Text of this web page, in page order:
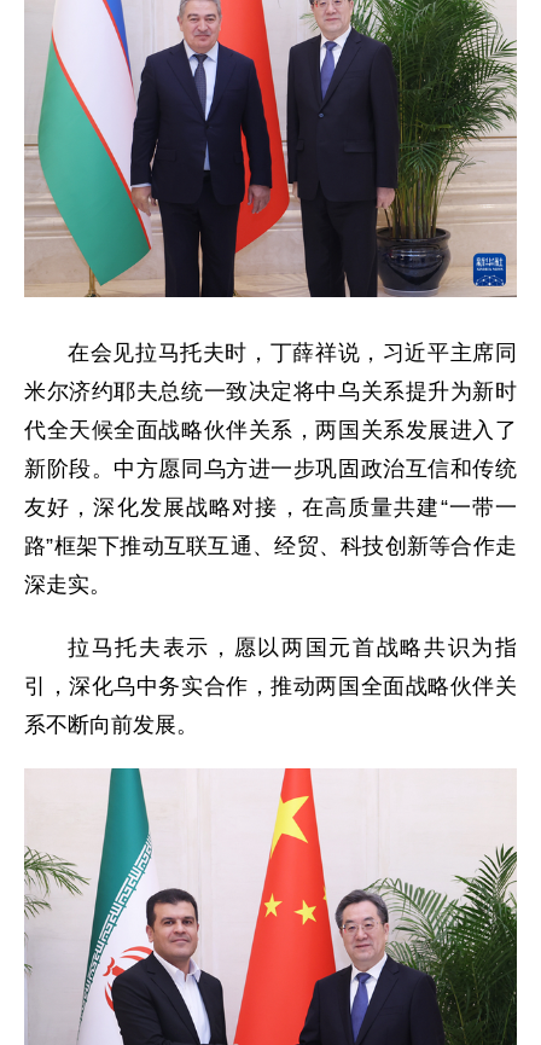
在会见拉马托夫时，丁薛祥说，习近平主席同
米尔济约耶夫总统一致决定将中乌关系提升为新时
代全天候全面战略伙伴关系，两国关系发展进入了
新阶段。中方愿同乌方进一步巩固政治互信和传统
友好，深化发展战略对接，在高质量共建“一带一
路”框架下推动互联互通、经贸、科技创新等合作走
深走实。
拉马托夫表示，愿以两国元首战略共识为指
引，深化乌中务实合作，推动两国全面战略伙伴关
系不断向前发展。